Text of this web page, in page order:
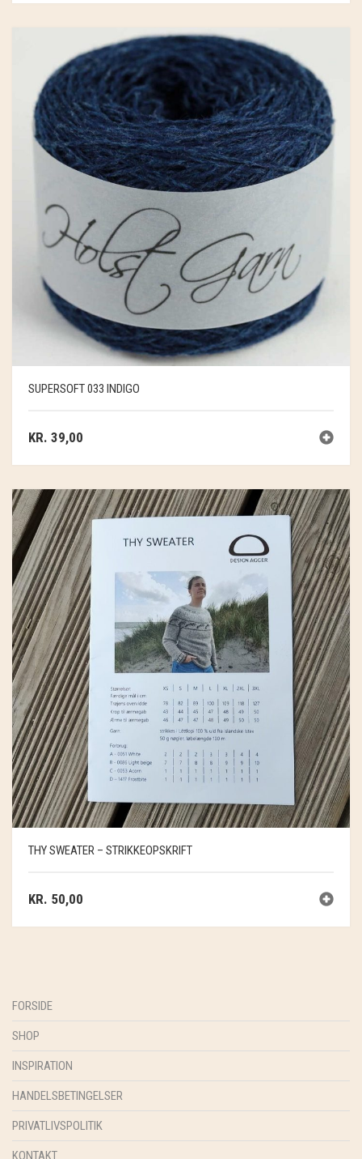
SUPERSOFT 033 INDIGO
KR. 39,00
THY SWEATER – STRIKKEOPSKRIFT
KR. 50,00
FORSIDE
SHOP
INSPIRATION
HANDELSBETINGELSER
PRIVATLIVSPOLITIK
KONTAKT